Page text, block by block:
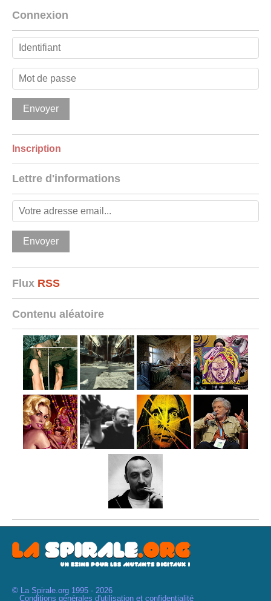
Connexion
Inscription
Lettre d'informations
Flux RSS
Contenu aléatoire
© La Spirale.org 1995 - 2026
Conditions générales d'utilisation et confidentialité